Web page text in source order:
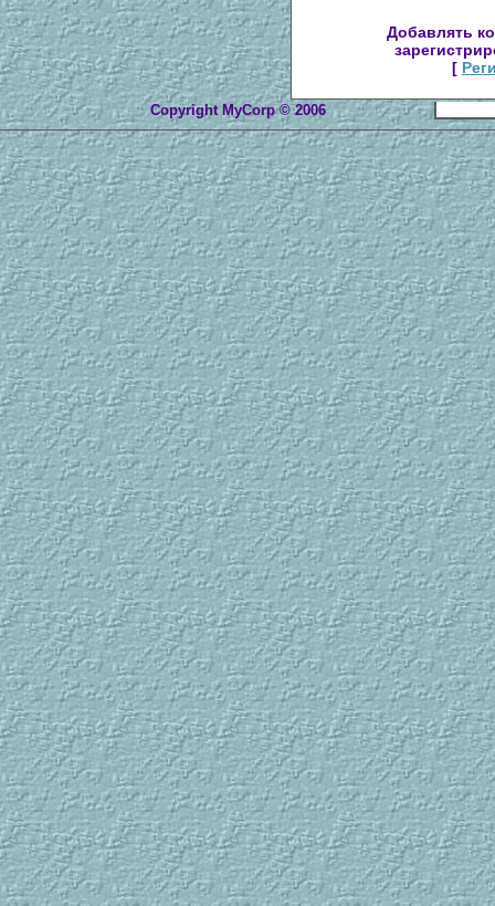
Добавлять
[
Copyright MyCorp © 2006